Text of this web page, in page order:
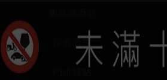
探索酒款
門市據點